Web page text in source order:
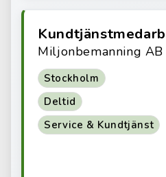
Miljonbemanning AB
Stockholm
Deltid
Service & Kundtjänst